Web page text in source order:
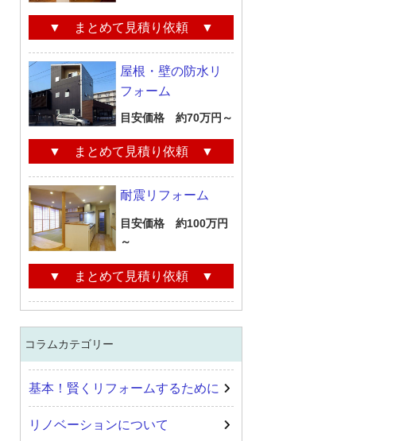
▼ まとめて見積り依頼 ▼
屋根・壁の防水リ
フォーム
目安価格 約70万円～
▼ まとめて見積り依頼 ▼
耐震リフォーム
目安価格 約100万円
～
▼ まとめて見積り依頼 ▼
コラムカテゴリー
基本！賢くリフォームするために
リノベーションについて